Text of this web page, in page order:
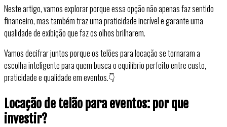
Neste artigo, vamos explorar porque essa opção não apenas faz sentido
financeiro, mas também traz uma praticidade incrível e garante uma
qualidade de exibição que faz os olhos brilharem.
Vamos decifrar juntos porque os telões para locação se tornaram a
escolha inteligente para quem busca o equilíbrio perfeito entre custo,
praticidade e qualidade em eventos.👇
Locação de telão para eventos: por que
investir?